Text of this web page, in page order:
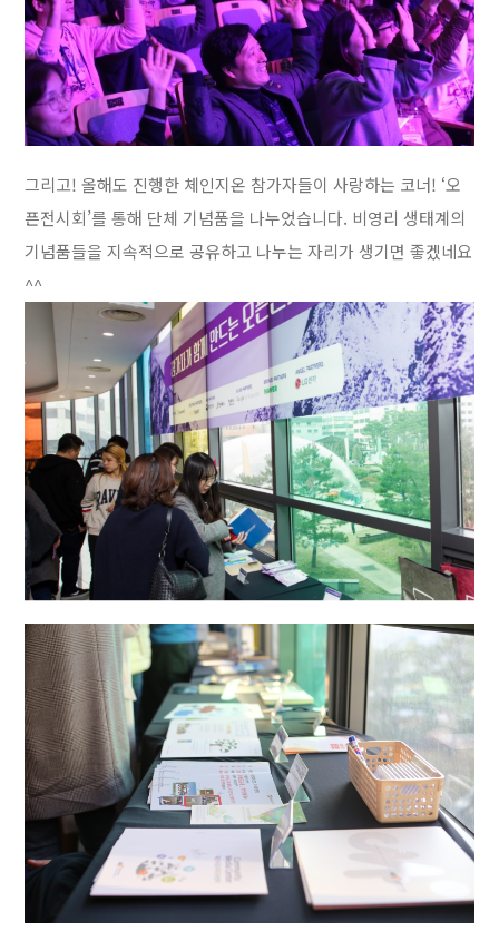
그리고! 올해도 진행한 체인지온 참가자들이 사랑하는 코너! ‘오
픈전시회’를 통해 단체 기념품을 나누었습니다. 비영리 생태계의
기념품들을 지속적으로 공유하고 나누는 자리가 생기면 좋겠네요
^^